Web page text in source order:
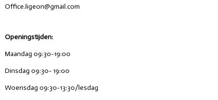
Office.ligeon@gmail.com
Openingstijden:
Maandag 09:30-19:00
Dinsdag 09:30- 19:00
Woensdag 09:30-13:30/lesdag